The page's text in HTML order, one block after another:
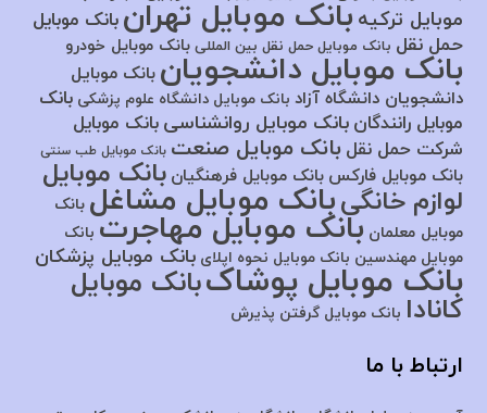
موبایل ترکیه بانک موبایل تهران بانک موبایل
حمل نقل بانک موبایل حمل نقل بین المللی بانک موبایل خودرو
بانک موبایل دانشجویان بانک موبایل
دانشجویان دانشگاه آزاد بانک موبایل دانشگاه علوم پزشکی بانک
موبایل رانندگان بانک موبایل روانشناسی بانک موبایل
شرکت حمل نقل بانک موبایل صنعت بانک موبایل طب سنتی
بانک موبایل فارکس بانک موبایل فرهنگیان بانک موبایل
لوازم خانگیبانک موبایل مشاغلبانک
موبایل معلمان بانک موبایل مهاجرت بانک
موبایل مهندسین بانک موبایل نحوه اپلای بانک موبایل پزشکان
بانک موبایل پوشاکبانک موبایل
کانادا بانک موبایل گرفتن پذیرش
ارتباط با ما